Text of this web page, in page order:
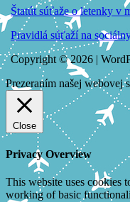
Štatút súťaže o letenky v
Pravidlá súťaží na
Copyright © 2026 |
Prezeraním našej webovej
Close
Privacy Overview
This website uses cookies
working of basic